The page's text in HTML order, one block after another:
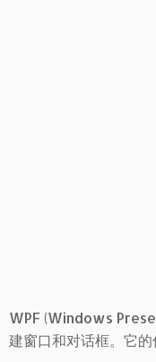
WPF (Windows
建窗口和对话框。它的